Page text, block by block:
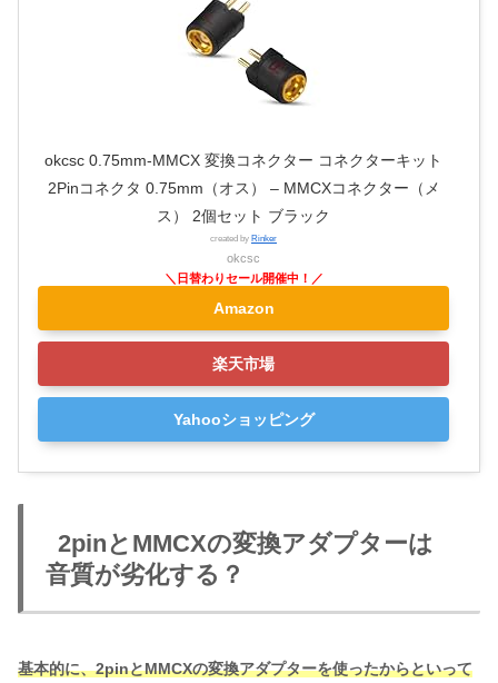
okcsc 0.75mm-MMCX 変換コネクター コネクターキット
2Pinコネクタ 0.75mm（オス） – MMCXコネクター（メ
ス） 2個セット ブラック
created by Rinker
okcsc
Amazon
楽天市場
Yahooショッピング
2pinとMMCXの変換アダプターは
音質が劣化する？
基本的に、2pinとMMCXの変換アダプターを使ったからといって